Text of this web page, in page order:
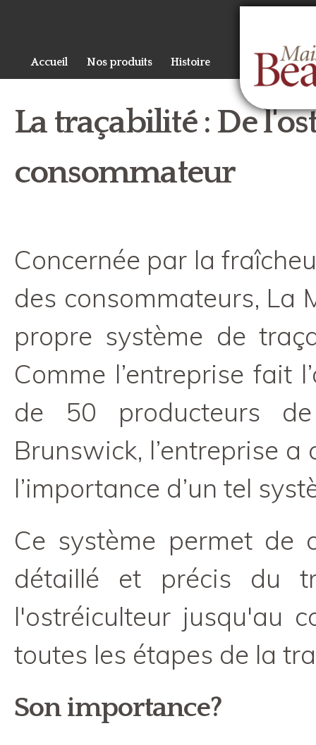
Accueil Nos produits Histoire
La traçabilité : De
consommateur
Concernée par la
des consommateurs, La
propre système de
Comme l’entreprise fait
de 50 producteurs
Brunswick, l’entreprise
l’importance d’un tel
Ce système permet de
détaillé et précis du
l'ostréiculteur jusqu'au
toutes les étapes de la
Son importance?